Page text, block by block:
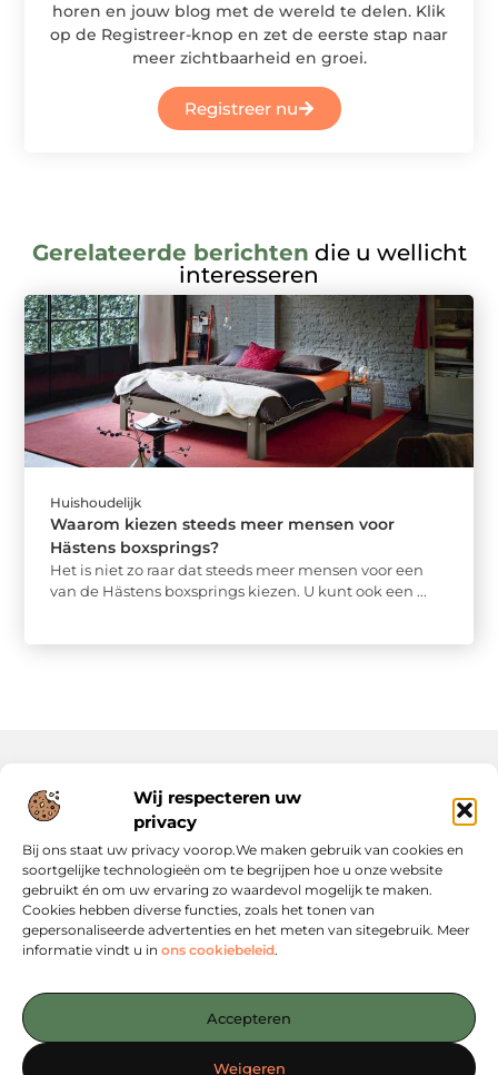
Wij respecteren uw
privacy
Bij ons staat uw privacy voorop.We maken gebruik van cookies en
soortgelijke technologieën om te begrijpen hoe u onze website
gebruikt én om uw ervaring zo waardevol mogelijk te maken.
Cookies hebben diverse functies, zoals het tonen van
gepersonaliseerde advertenties en het meten van sitegebruik. Meer
informatie vindt u in ons cookiebeleid.
Accepteren
Weigeren
horen en jouw blog met de wereld te delen. Klik
op de Registreer-knop en zet de eerste stap naar
meer zichtbaarheid en groei.
Registreer nu
Gerelateerde berichten die u wellicht
interesseren
Huishoudelijk
Waarom kiezen steeds meer mensen voor
Hästens boxsprings?
Het is niet zo raar dat steeds meer mensen voor een
van de Hästens boxsprings kiezen. U kunt ook een ...
inzichten die jou verder helpen. Alles overzichtelijk
ontdekken op Linkstrategy.nl!
Onze informatie